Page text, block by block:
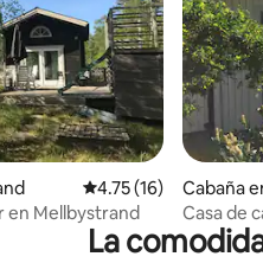
Calificación
4.75 (16)
en Mellbystrand
Cabaña
Casa de
La